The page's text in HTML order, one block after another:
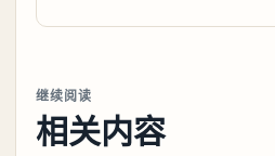
继续阅读
相关内容